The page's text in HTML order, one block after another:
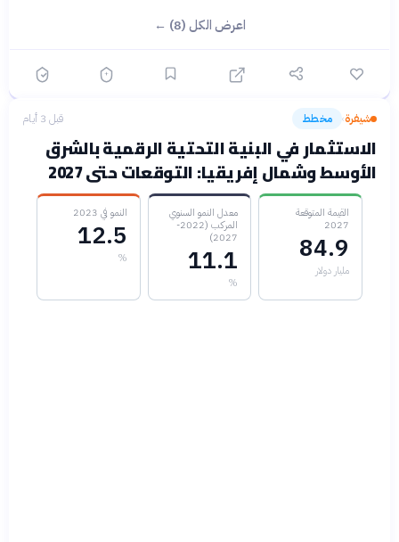
اعرض الكل (8) ←
شيفرة› مخطط قبل 3 أيام
الاستثمار في البنية التحتية الرقمية بالشرق
الأوسط وشمال إفريقيا: التوقعات حتى 2027
القيمة المتوقعة
2027
84.9
مليار دولار
معدل النمو السنوي
المركب (2022-
2027)
11.1
%
النمو في 2023
12.5
%